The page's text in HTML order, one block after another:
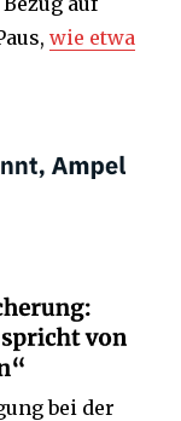
wie etwa
bei der